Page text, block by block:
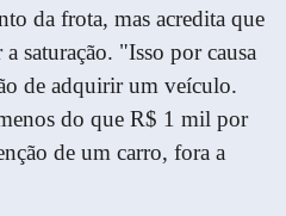
da frota, mas acredita que
saturação. "Isso por causa
de adquirir um veículo.
do que R$ 1 mil por
de um carro, fora a